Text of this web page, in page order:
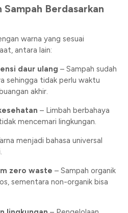
Berdasarkan
warna yang sesuai
antara lain:
daur ulang – Sampah sudah
sehingga tidak perlu waktu
akhir.
– Limbah berbahaya
mencemari lingkungan.
menjadi bahasa universal
zero waste – Sampah organik
sementara non-organik bisa